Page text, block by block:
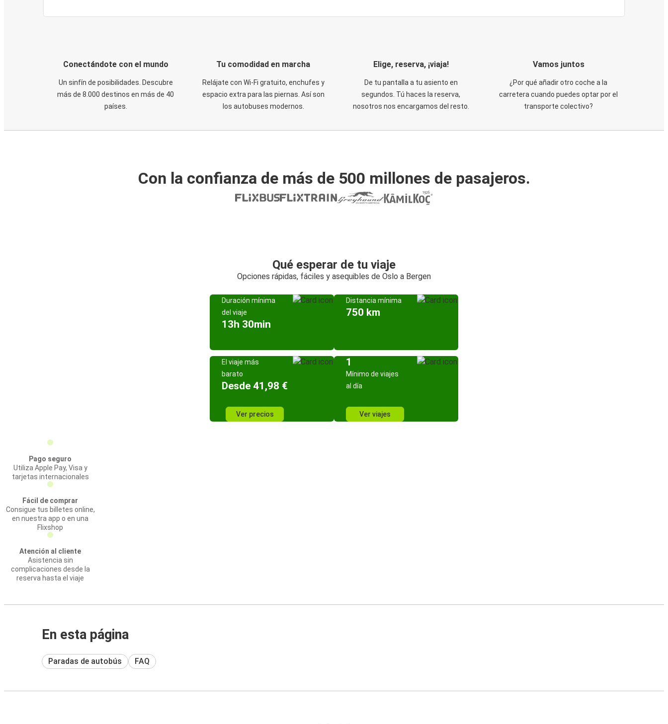
Conectándote con el mundo
Un sinfín de posibilidades. Descubre
más de 8.000 destinos en más de 40
países.
Tu comodidad en marcha
Relájate con Wi-Fi gratuito, enchufes y
espacio extra para las piernas. Así son
los autobuses modernos.
Elige, reserva, ¡viaja!
De tu pantalla a tu asiento en
segundos. Tú haces la reserva,
nosotros nos encargamos del resto.
Vamos juntos
¿Por qué añadir otro coche a la
carretera cuando puedes optar por el
transporte colectivo?
Con la confianza de más de 500 millones de pasajeros.
Qué esperar de tu viaje
Opciones rápidas, fáciles y asequibles de Oslo a Bergen
Duración mínima
del viaje
13h 30min
Distancia mínima
750 km
El viaje más
barato
Desde 41,98 €
Ver precios
1
Mínimo de viajes
al día
Ver viajes
Pago seguro
Utiliza Apple Pay, Visa y
tarjetas internacionales
Fácil de comprar
Consigue tus billetes online,
en nuestra app o en una
Flixshop
Atención al cliente
Asistencia sin
complicaciones desde la
reserva hasta el viaje
En esta página
Paradas de autobús FAQ